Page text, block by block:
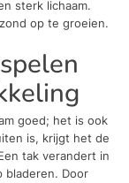
sterk lichaam.
op te groeien.
goed; het is ook
is, krijgt het de
tak verandert in
Door